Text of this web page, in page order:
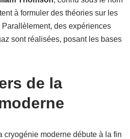
à formuler des théories sur les
des expériences
sont réalisées, posant les bases
de la
cryogénie moderne débute à la fin